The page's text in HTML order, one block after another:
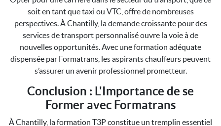
soit en tant que taxi ou VTC, offre de nombreuses
perspectives. À Chantilly, la demande croissante pour des
services de transport personnalisé ouvre la voie à de
nouvelles opportunités. Avec une formation adéquate
dispensée par Formatrans, les aspirants chauffeurs peuvent
s’assurer un avenir professionnel prometteur.
Conclusion : L'Importance de se
Former avec Formatrans
À Chantilly, la formation T3P constitue un tremplin essentiel